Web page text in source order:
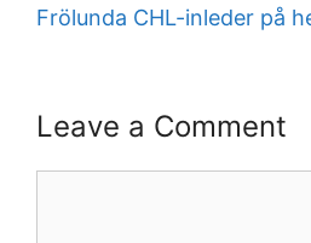
Frölunda CHL-inleder på
Leave a Comment